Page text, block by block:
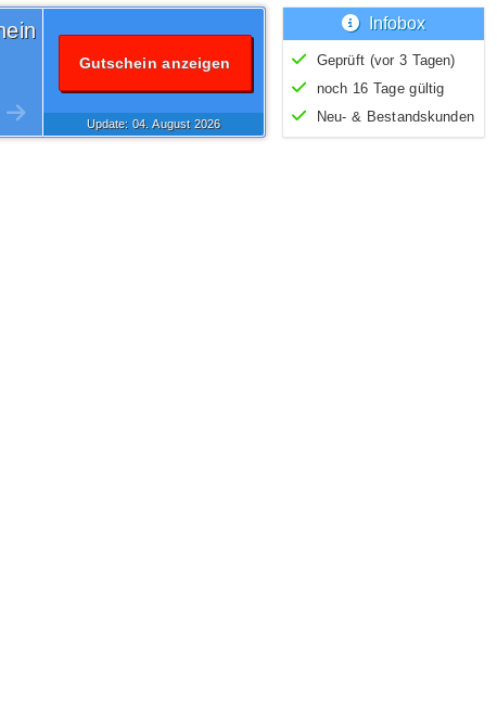
Gutschein anzeigen
Update: 04.August2026
Infobox
Geprüft (vor 3 Tagen)
noch 16 Tage gültig
Neu- & Bestandskunden